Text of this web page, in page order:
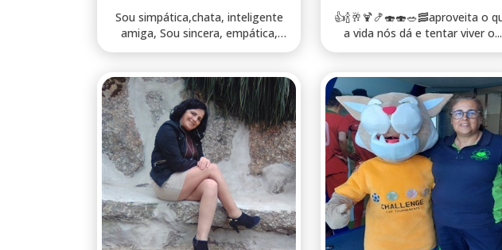
Sou simpática,chata, inteligente
amiga, Sou sincera, empática,
adoro ...
👍🍾🥂🍹🍤🍣🍣🥗🥓aproveita o que
a vida nós dá e tentar viver o...